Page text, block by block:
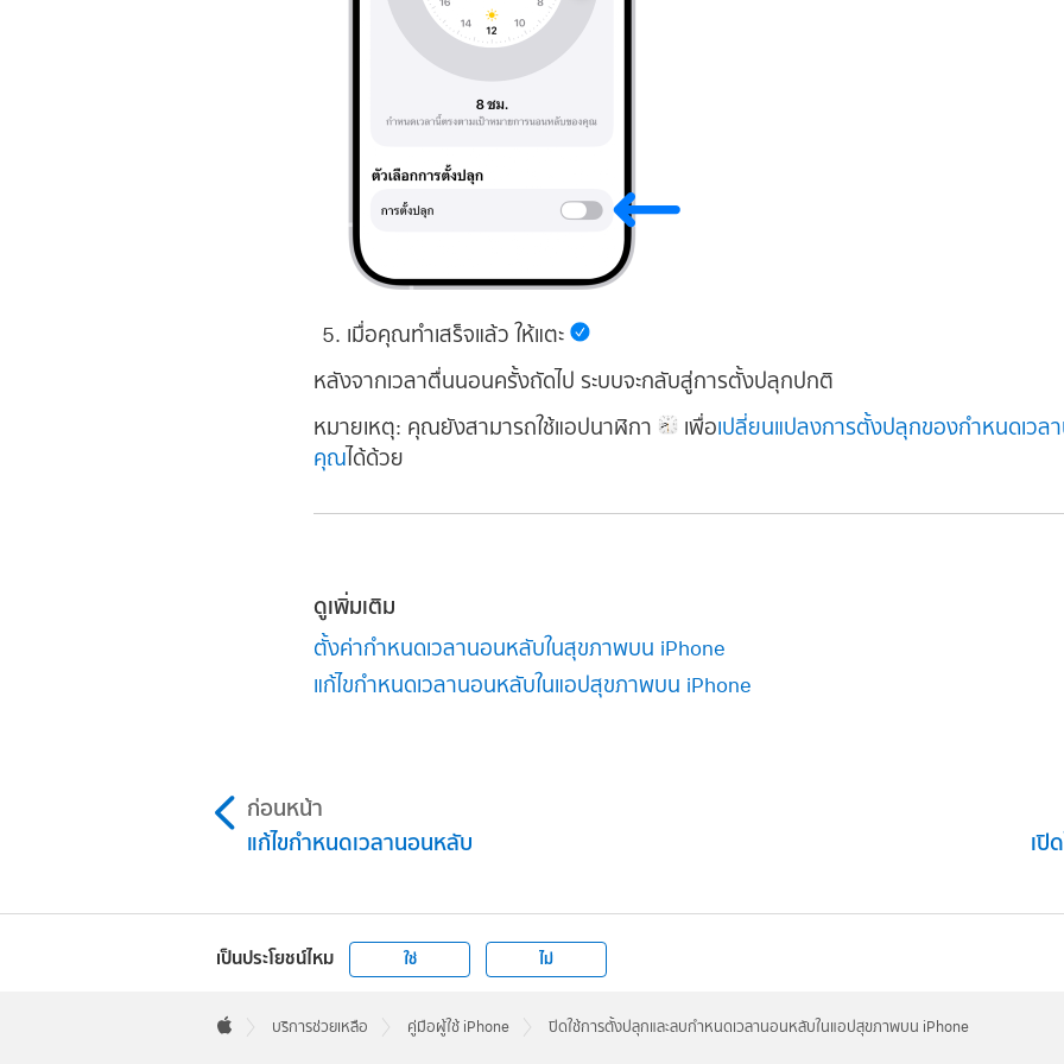
เมื่อคุณทำเสร็จแล้ว ให้แตะ
หลังจากเวลาตื่นนอนครั้งถัดไป ระบบจะกลับสู่การตั้งปลุกปกติ
หมายเหตุ: คุณยังสามารถใช้แอปนาฬิกา เพื่อเปลี่ยนแปลงการตั้งปลุกของกำหนดเวล
คุณ ได้ด้วย
ดูเพิ่มเติม
ตั้งค่ากำหนดเวลานอนหลับในสุขภาพบน iPhone
แก้ไขกำหนดเวลานอนหลับในแอปสุขภาพบน iPhone
ก่อนหน้า
แก้ไขกำหนดเวลานอนหลับ
เปิ
เป็นประโยชน์ไหม ใช่ ไม่
Footer

บริการช่วยเหลือ คู่มือผู้ใช้ iPhone ปิดใช้การตั้งปลุกและลบกำหนดเวลานอนหลับในแอปสุขภาพบน iPhone